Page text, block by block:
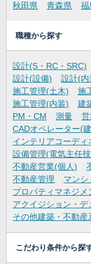
秋田県 青森県 福
職種から探す
設計(S・RC・SRC)
設計(設備)
設計(内
施工管理(土木)
施
施工管理(内装)
建
PM・CM
測量
CADオペレーター(
インテリアコーディ
設備管理(電気主任
不動産営業(個人)
不動産管理
マンシ
プロパティマネジメ
アクイジション・デ
その他建築・不動産
こだわり条件から探